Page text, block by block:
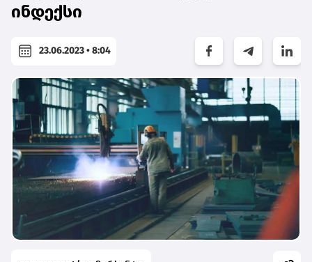
ინდექსი
23.06.2023 • 8:04